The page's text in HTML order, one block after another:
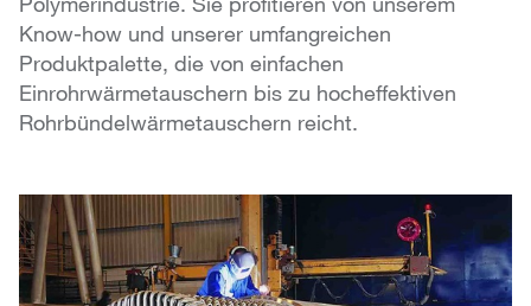
Know-how und unserer umfangreichen
Produktpalette, die von einfachen
Einrohrwärmetauschern bis zu hocheffektiven
Rohrbündelwärmetauschern reicht.